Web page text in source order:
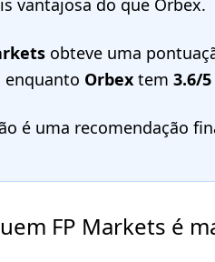
vantajosa do que Orbex.
obteve uma
enquanto Orbex tem 3.6/5
é uma recomendação
FP Markets é